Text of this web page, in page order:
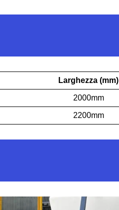
Larghezza (mm)
2000mm
2200mm